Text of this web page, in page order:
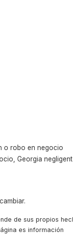
o robo en negocio
Georgia negligent
de sus propios
es información